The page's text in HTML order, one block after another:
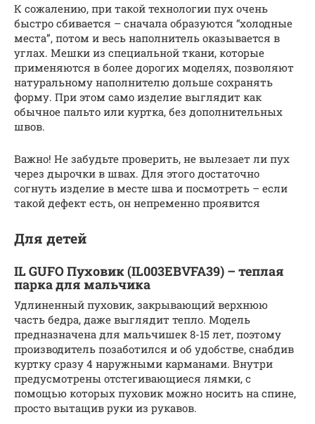
К сожалению, при такой технологии пух очень
быстро сбивается – сначала образуются “холодные
места”, потом и весь наполнитель оказывается в
углах. Мешки из специальной ткани, которые
применяются в более дорогих моделях, позволяют
натуральному наполнителю дольше сохранять
форму. При этом само изделие выглядит как
обычное пальто или куртка, без дополнительных
швов.
Важно! Не забудьте проверить, не вылезает ли пух
через дырочки в швах. Для этого достаточно
согнуть изделие в месте шва и посмотреть – если
такой дефект есть, он непременно проявится
Для детей
IL GUFO Пуховик (IL003EBVFA39) – теплая
парка для мальчика
Удлиненный пуховик, закрывающий верхнюю
часть бедра, даже выглядит тепло. Модель
предназначена для мальчишек 8-15 лет, поэтому
производитель позаботился и об удобстве, снабдив
куртку сразу 4 наружными карманами. Внутри
предусмотрены отстегивающиеся лямки, с
помощью которых пуховик можно носить на спине,
просто вытащив руки из рукавов.